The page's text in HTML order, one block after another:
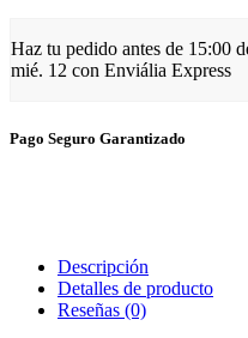
Haz tu pedido antes de 15:00
mié. 12 con Enviália Express
Pago Seguro Garantizado
Descripción
Detalles de producto
Reseñas (0)